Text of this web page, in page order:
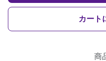
カート
商